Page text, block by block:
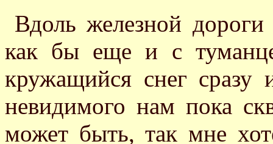
Вдоль железной
как бы еще и с
кружащийся снег
невидимого нам пока
может быть, так мне